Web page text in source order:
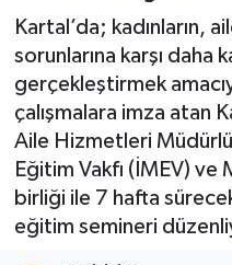
Kartal’da; kadınların,
sorunlarına karşı daha
gerçekleştirmek
çalışmalara imza atan
Aile Hizmetleri
Eğitim Vakfı (İMEV)
birliği ile 7 hafta
eğitim semineri